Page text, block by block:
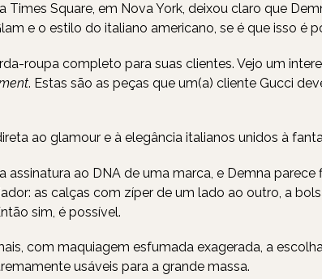
Square, em Nova York, deixou claro que
e o estilo do italiano americano, se é que isso é
roupa completo para suas clientes. Vejo um
. Estas são as peças que um(a) cliente Gucci
ao glamour e à elegância italianos unidos à
ao DNA de uma marca, e Demna
as calças com zíper de um lado ao outro, a
sim, é possível.
com maquiagem esfumada exagerada, a
usáveis para a grande massa.